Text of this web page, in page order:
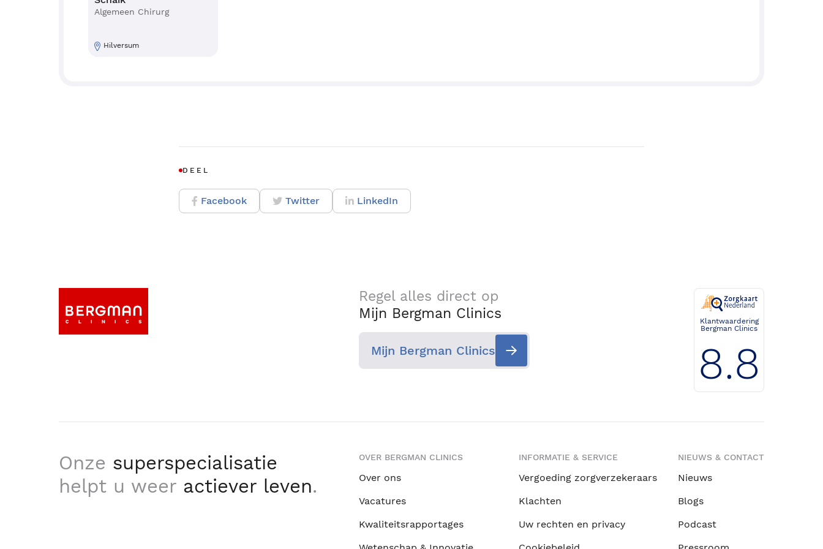
Algemeen Chirurg
Hilversum
DEEL
Facebook Twitter LinkedIn
Regel alles direct op
Mijn Bergman Clinics
Mijn Bergman Clinics
Klantwaardering
Bergman Clinics
8.8
Onze superspecialisatie
helpt u weer actiever leven.
OVER BERGMAN CLINICS
Over ons
Vacatures
Kwaliteitsrapportages
INFORMATIE & SERVICE
Vergoeding zorgverzekeraars
Klachten
Uw rechten en privacy
NIEUWS & CONTACT
Nieuws
Blogs
Podcast